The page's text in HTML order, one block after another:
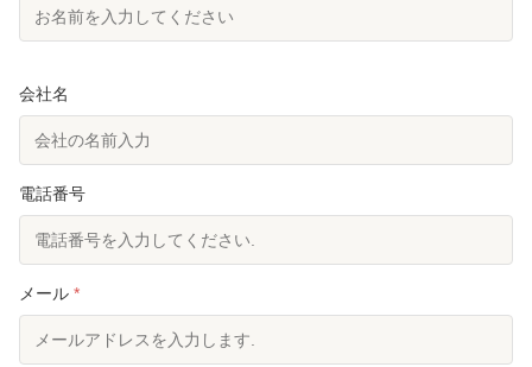
会社名
電話番号
メール *